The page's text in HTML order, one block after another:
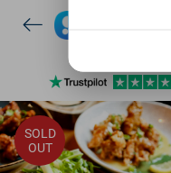
7
7
SOLD
OUT